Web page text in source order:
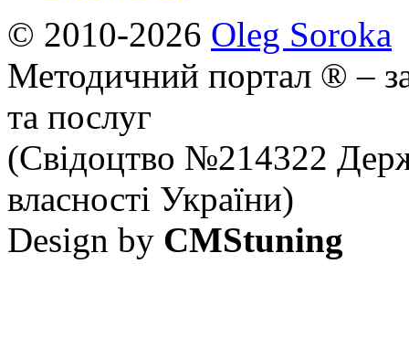
© 2010-2026 Oleg Soroka
Методичний портал ® –
та послуг
(Свідоцтво №214322
власності України)
Design by CMStuning